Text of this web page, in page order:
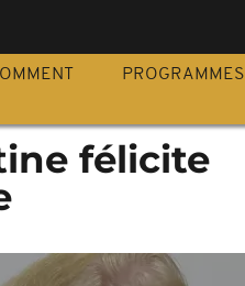
PROGRAMMES
félicite